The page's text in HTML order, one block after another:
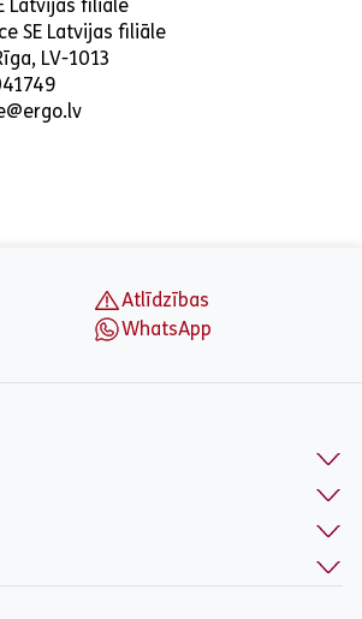
Latvijas filiāle
SE Latvijas filiāle
LV-1013
Atlīdzības
WhatsApp